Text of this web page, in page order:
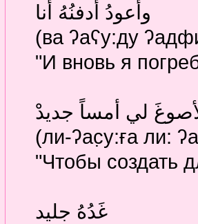
وأعودُ أدفنُهُ أنا
(ва ʔаʕу:ду
"И вновь я
لي أمساً جديدْ
(ли-ʔас̣у:ға ли:
"Чтобы создать
غَدُهُ جليد